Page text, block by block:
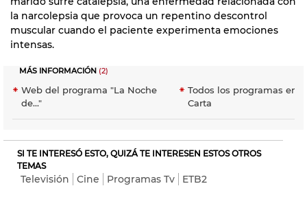
la narcolepsia que provoca un repentino descontrol
muscular cuando el paciente experimenta emociones
intensas.
MÁS INFORMACIÓN (2)
Web del programa "La Noche
de..."
Todos los programas en
Carta
SI TE INTERESÓ ESTO, QUIZÁ TE INTERESEN ESTOS OTROS
TEMAS
Televisión Cine Programas Tv ETB2